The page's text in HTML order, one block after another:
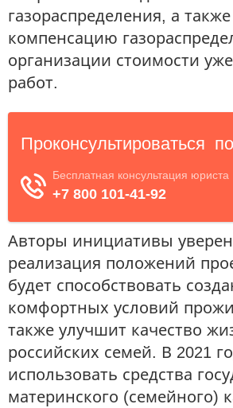
газораспределения, а
компенсацию
организации стоимости
работ.
Авторы инициативы
реализация положений
будет способствовать
комфортных условий
также улучшит качество
российских семей. В 2021
использовать средства
материнского (семейного)